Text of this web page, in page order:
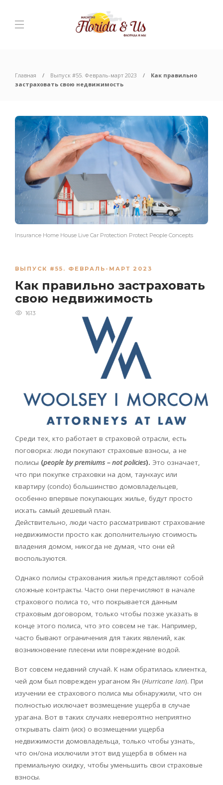
Главная Выпуск #55. Февраль-март 2023
Как правильно
застраховать свою недвижимость
Insurance Home House Live Car Protection Protect People Concepts
ВЫПУСК #55. ФЕВРАЛЬ-МАРТ 2023
Как правильно застраховать
свою недвижимость
1613
Среди тех, кто работает в страховой отрасли, есть
поговорка: люди покупают страховые взносы, а не
полисы (people by premiums – not policies). Это означает,
что при покупке страховки на дом, таунхаус или
квартиру (condo) большинство домовладельцев,
особенно впервые покупающих жилье, будут просто
искать самый дешевый план.
Действительно, люди часто рассматривают страхование
недвижимости просто как дополнительную стоимость
владения домом, никогда не думая, что они ей
воспользуются.
Однако полисы страхования жилья представляют собой
сложные контракты. Часто они перечисляют в начале
страхового полиса то, что покрывается данным
страховым договором, только чтобы позже указать в
конце этого полиса, что это совсем не так. Например,
часто бывают ограничения для таких явлений, как
возникновение плесени или повреждение водой.
Вот совсем недавний случай. К нам обратилась клиентка,
чей дом был поврежден ураганом Ян (Hurricane Ian). При
изучении ее страхового полиса мы обнаружили, что он
полностью исключает возмещение ущерба в случае
урагана. Вот в таких случаях невероятно неприятно
открывать claim (иск) о возмещении ущерба
недвижимости домовладельца, только чтобы узнать,
что он/она исключили этот вид ущерба в обмен на
премиальную скидку, чтобы уменьшить свои страховые
взносы.